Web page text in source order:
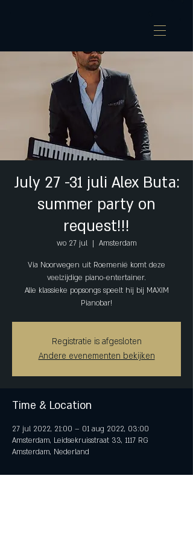
July 27 -31 juli Alex Buta:
summer party on
request!!!
wo 27 jul
  |
Amsterdam
Via Noorwegen uit Roemenië komt deze
veelzijdige piano-entertainer.
Alle klassieke popsongs speelt hij bij MAXIM
Pianobar!
Registratie is afgesloten
Andere evenementen bekijken
Time & Location
27 jul 2022, 21:00 – 01 aug 2022, 03:00
Amsterdam, Leidsekruisstraat 33, 1117 RG
Amsterdam, Nederland